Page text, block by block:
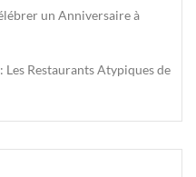
un Anniversaire à
Restaurants Atypiques de